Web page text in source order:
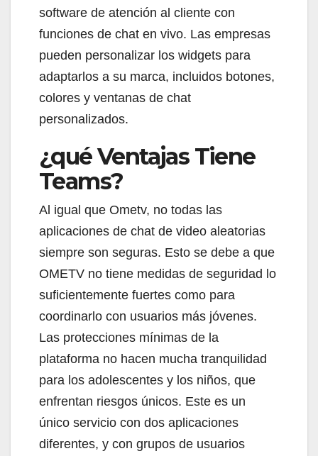
software de atención al cliente con
funciones de chat en vivo. Las empresas
pueden personalizar los widgets para
adaptarlos a su marca, incluidos botones,
colores y ventanas de chat
personalizados.
¿qué Ventajas Tiene
Teams?
Al igual que Ometv, no todas las
aplicaciones de chat de video aleatorias
siempre son seguras. Esto se debe a que
OMETV no tiene medidas de seguridad lo
suficientemente fuertes como para
coordinarlo con usuarios más jóvenes.
Las protecciones mínimas de la
plataforma no hacen mucha tranquilidad
para los adolescentes y los niños, que
enfrentan riesgos únicos. Este es un
único servicio con dos aplicaciones
diferentes, y con grupos de usuarios